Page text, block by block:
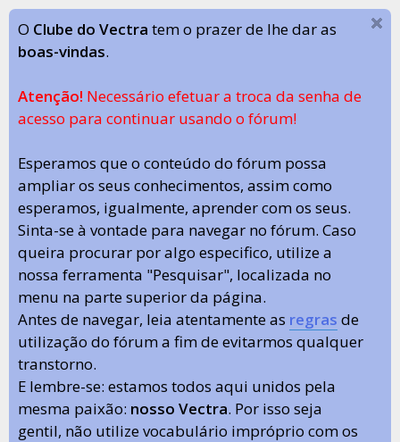
O Clube do Vectra tem o prazer de lhe dar as
boas-vindas.
Atenção! Necessário efetuar a troca da senha de
acesso para continuar usando o fórum!
Esperamos que o conteúdo do fórum possa
ampliar os seus conhecimentos, assim como
esperamos, igualmente, aprender com os seus.
Sinta-se à vontade para navegar no fórum. Caso
queira procurar por algo especifico, utilize a
nossa ferramenta "Pesquisar", localizada no
menu na parte superior da página.
Antes de navegar, leia atentamente as regras de
utilização do fórum a fim de evitarmos qualquer
transtorno.
E lembre-se: estamos todos aqui unidos pela
mesma paixão: nosso Vectra. Por isso seja
gentil, não utilize vocabulário impróprio com os